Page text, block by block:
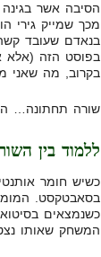
הסיבה אשר
מכך שמייק גירי
בנאדם שעובד
בפוסט הזה (אלא
בקרוב, מה שאני
שורה תחתונה…
ללמוד בין
כשיש חומר
בסאבטקסט.
כשנמצאים
המשחק שאותו